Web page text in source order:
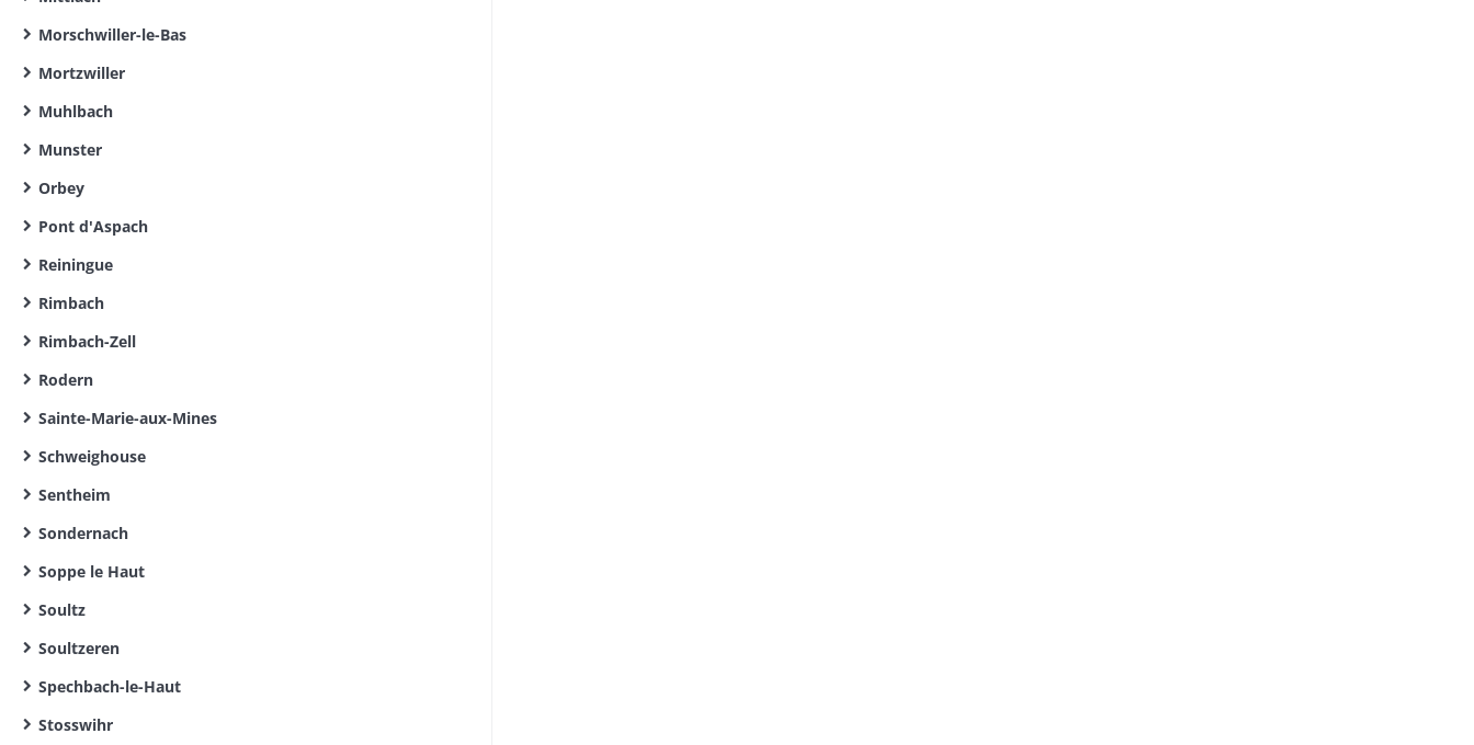
Morschwiller-le-Bas
Mortzwiller
Muhlbach
Munster
Orbey
Pont d'Aspach
Reiningue
Rimbach
Rimbach-Zell
Rodern
Sainte-Marie-aux-Mines
Schweighouse
Sentheim
Sondernach
Soppe le Haut
Soultz
Soultzeren
Spechbach-le-Haut
Stosswihr